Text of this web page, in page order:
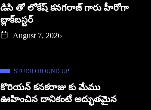
డిసి తో లోకేష్ కనగరాజ్ గారు హీరోగా
బ్లాక్‌బస్టర్
August 7, 2026
STUDIO ROUND UP
కొరియన్ కనకరాజు కు మేము
ఊహించిన దానికంటే అద్భుతమైన